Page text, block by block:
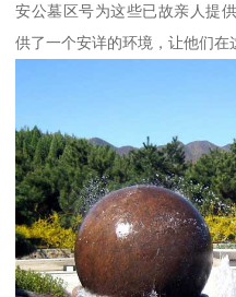
安公墓区号为这些已故亲人提
供了一个安详的环境，让他们在